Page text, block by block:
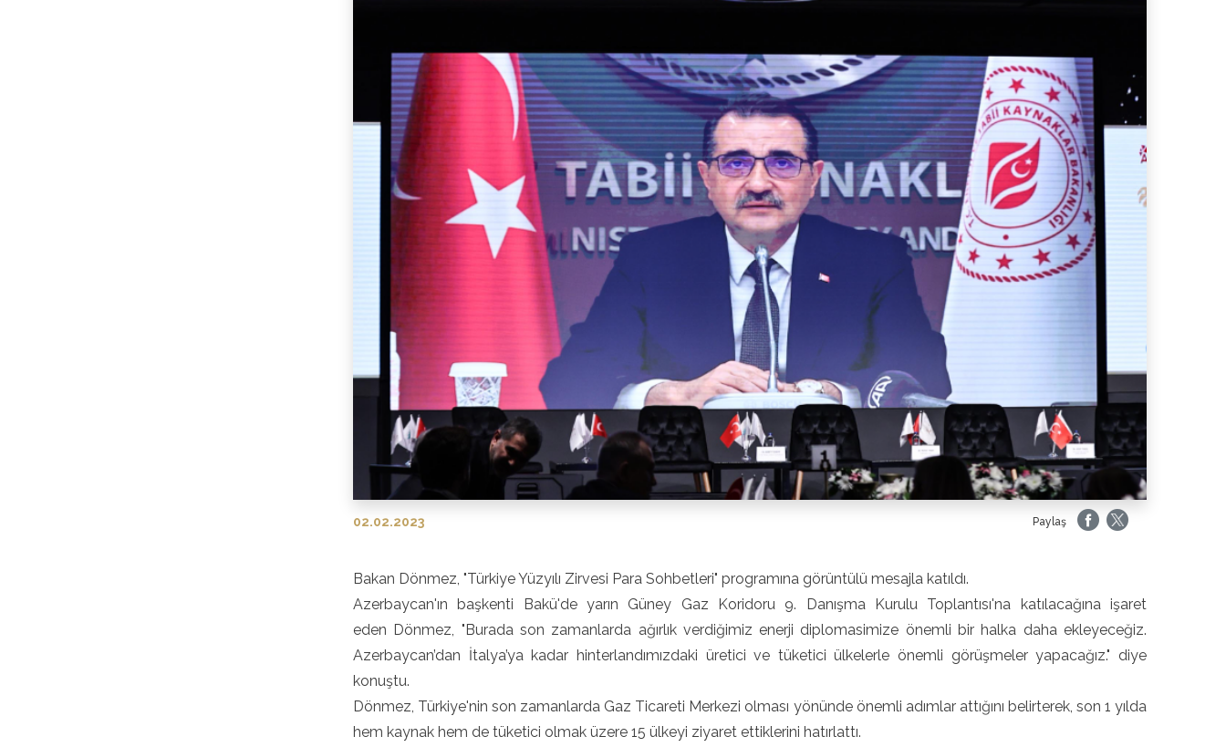
02.02.2023 Paylaş
Bakan Dönmez, "Türkiye Yüzyılı Zirvesi Para Sohbetleri" programına görüntülü mesajla katıldı.
Azerbaycan'ın başkenti Bakü'de yarın Güney Gaz Koridoru 9. Danışma Kurulu Toplantısı'na katılacağına işaret
eden Dönmez, "Burada son zamanlarda ağırlık verdiğimiz enerji diplomasimize önemli bir halka daha ekleyeceğiz.
Azerbaycan’dan İtalya’ya kadar hinterlandımızdaki üretici ve tüketici ülkelerle önemli görüşmeler yapacağız." diye
konuştu.
Dönmez, Türkiye'nin son zamanlarda Gaz Ticareti Merkezi olması yönünde önemli adımlar attığını belirterek, son 1 yılda
hem kaynak hem de tüketici olmak üzere 15 ülkeyi ziyaret ettiklerini hatırlattı.